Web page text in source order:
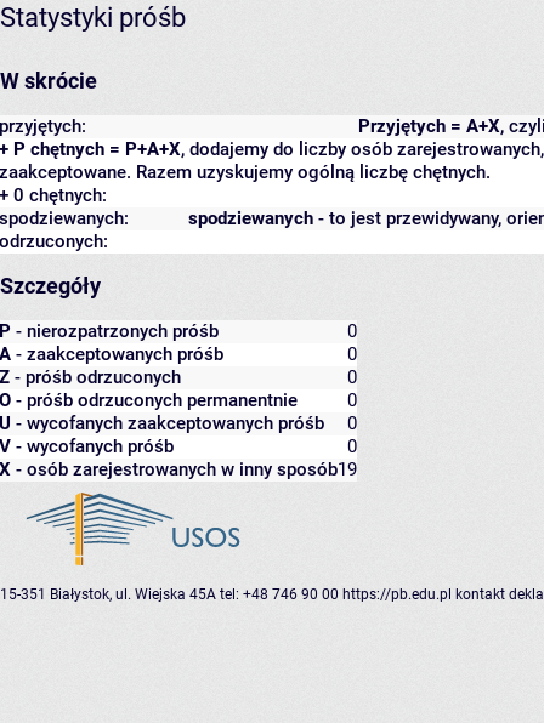
Statystyki próśb
W skrócie
Przyjętych = A+X,
przyjętych:
+ P chętnych = P+A+X, dodajemy do liczby osób
zaakceptowane. Razem uzyskujemy ogólną liczbę chętnych.
+ 0 chętnych:
spodziewanych - to jest przewidywany,
spodziewanych:
odrzuconych:
Szczegóły
P - nierozpatrzonych próśb
0
A - zaakceptowanych próśb
0
Z - próśb odrzuconych
0
O - próśb odrzuconych permanentnie
0
U - wycofanych zaakceptowanych próśb
0
V - wycofanych próśb
0
X - osób zarejestrowanych w inny sposób19
15-351 Białystok, ul. Wiejska 45A tel: +48 746 90 00 https://pb.edu.pl kontakt